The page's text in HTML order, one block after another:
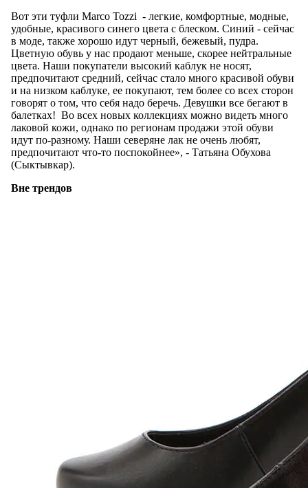
Вот эти туфли Marco Tozzi - легкие, комфортные, модные,
удобные, красивого синего цвета с блеском. Синий - сейчас
в моде, также хорошо идут черный, бежевый, пудра.
Цветную обувь у нас продают меньше, скорее нейтральные
цвета. Наши покупатели высокий каблук не носят,
предпочитают средний, сейчас стало много красивой обуви
и на низком каблуке, ее покупают, тем более со всех сторон
говорят о том, что себя надо беречь. Девушки все бегают в
балетках! Во всех новых коллекциях можно видеть много
лаковой кожи, однако по регионам продажи этой обуви
идут по-разному. Наши северяне лак не очень любят,
предпочитают что-то поспокойнее», - Татьяна Обухова
(Сыктывкар).
Вне трендов